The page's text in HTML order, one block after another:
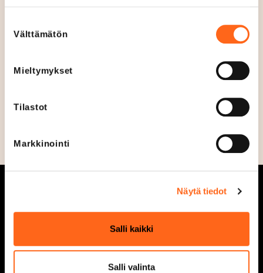
valinta
Välttämätön
Mieltymykset
Tilastot
Markkinointi
Näytä tiedot
Salli kaikki
Salli valinta
Puhelin
Sosiaalinen media
Liikkeet ja palvelut
Tarjoukset
Ajankohtaista